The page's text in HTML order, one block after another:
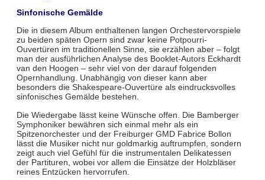
Sinfonische Gemälde
Die in diesem Album enthaltenen langen Orchestervorspiele
zu beiden späten Opern sind zwar keine Potpourri-
Ouvertüren im traditionellen Sinne, sie erzählen aber – folgt
man der ausführlichen Analyse des Booklet-Autors Eckhardt
van den Hoogen – sehr viel von der darauf folgenden
Opernhandlung. Unabhängig von dieser kann aber
besonders die Shakespeare-Ouvertüre als eindrucksvolles
sinfonisches Gemälde bestehen.
Die Wiedergabe lässt keine Wünsche offen. Die Bamberger
Symphoniker bewähren sich einmal mehr als ein
Spitzenorchester und der Freiburger GMD Fabrice Bollon
lässt die Musiker nicht nur goldmarkig auftrumpfen, sondern
zeigt auch viel Gefühl für die instrumentalen Delikatessen
der Partituren, wobei vor allem die Einsätze der Holzbläser
reines Entzücken hervorrufen.